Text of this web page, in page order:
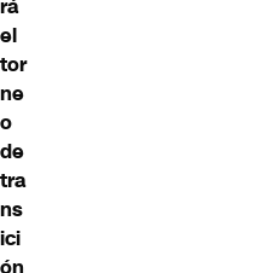
rá
el
tor
ne
o
de
tra
ns
ici
ón